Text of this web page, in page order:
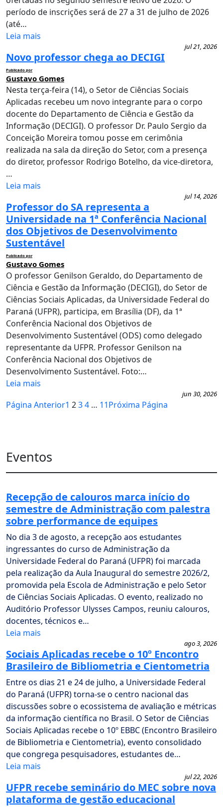
período de inscrições será de 27 a 31 de julho de 2026
(até…
Leia mais
jul 21, 2026
Novo professor chega ao DECIGI
Publicado por
Gustavo Gomes
Nesta terça-feira (14), o Setor de Ciências Sociais
Aplicadas recebeu um novo integrante para o corpo
docente do Departamento de Ciência e Gestão da
Informação (DECIGI). O professor Dr. Paulo Sergio da
Conceição Moreira tomou posse em cerimônia
realizada na sala da direção do Setor, com a presença
do diretor, professor Rodrigo Botelho, da vice-diretora,
…
Leia mais
jul 14, 2026
Professor do SA representa a
Universidade na 1ª Conferência Nacional
dos Objetivos de Desenvolvimento
Sustentável
Publicado por
Gustavo Gomes
O professor Genilson Geraldo, do Departamento de
Ciência e Gestão da Informação (DECIGI), do Setor de
Ciências Sociais Aplicadas, da Universidade Federal do
Paraná (UFPR), participa, em Brasília (DF), da 1ª
Conferência Nacional dos Objetivos de
Desenvolvimento Sustentável (ODS) como delegado
representante da UFPR. Professor Genilson na
Conferência Nacional dos Objetivos de
Desenvolvimento Sustentável. Foto:…
Leia mais
jun 30, 2026
Página Anterior1 234 … 11Próxima Página
Eventos
Recepção de calouros marca início do
semestre de Administração com palestra
sobre performance de equipes
No dia 3 de agosto, a recepção aos estudantes
ingressantes do curso de Administração da
Universidade Federal do Paraná (UFPR) foi marcada
pela realização da Aula Inaugural do semestre 2026/2,
promovida pela Escola de Administração e pelo Setor
de Ciências Sociais Aplicadas. O evento, realizado no
Auditório Professor Ulysses Campos, reuniu calouros,
docentes, técnicos e…
Leia mais
ago 3, 2026
Sociais Aplicadas recebe o 10º Encontro
Brasileiro de Bibliometria e Cientometria
Entre os dias 21 e 24 de julho, a Universidade Federal
do Paraná (UFPR) torna-se o centro nacional das
discussões sobre o ecossistema de avaliação e métricas
da informação científica no Brasil. O Setor de Ciências
Sociais Aplicadas recebe o 10º EBBC (Encontro Brasileiro
de Bibliometria e Cientometria), evento consolidado
que congrega pesquisadores, estudantes de…
Leia mais
jul 22, 2026
UFPR recebe seminário do MEC sobre nova
plataforma de gestão educacional